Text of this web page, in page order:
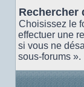
Rechercher
Choisissez le
effectuer une
si vous ne
sous-forums ».